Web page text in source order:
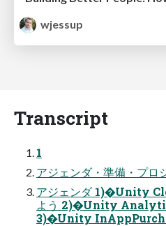
wjessup
Transcript
1
アジェンダ・準備・プロ
アジェンダ 1)�Unity
よう 2)�Unity
3)�Unity